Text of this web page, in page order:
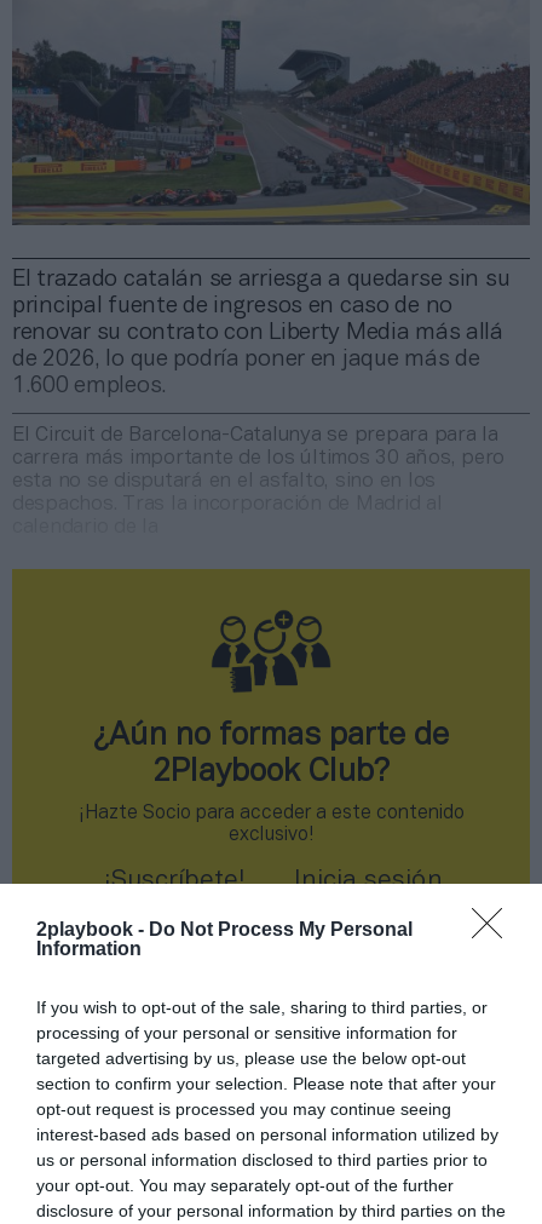
2playbook - Do Not Process My Personal
Information
If you wish to opt-out of the sale, sharing to third parties, or
processing of your personal or sensitive information for
targeted advertising by us, please use the below opt-out
section to confirm your selection. Please note that after your
opt-out request is processed you may continue seeing
interest-based ads based on personal information utilized by
us or personal information disclosed to third parties prior to
your opt-out. You may separately opt-out of the further
disclosure of your personal information by third parties on the
Índex2P
Circuito de Barcelona-Catalunya
El trazado catalán se arriesga a quedarse sin su
principal fuente de ingresos en caso de no
renovar su contrato con Liberty Media más allá
de 2026, lo que podría poner en jaque más de
1.600 empleos.
El Circuit de Barcelona-Catalunya se prepara para la
carrera más importante de los últimos 30 años, pero
esta no se disputará en el asfalto, sino en los
¿Aún no formas parte de
2Playbook Club?
¡Hazte Socio para acceder a este contenido
exclusivo!
¡Suscríbete! Inicia sesión
Compartir
Imprimir